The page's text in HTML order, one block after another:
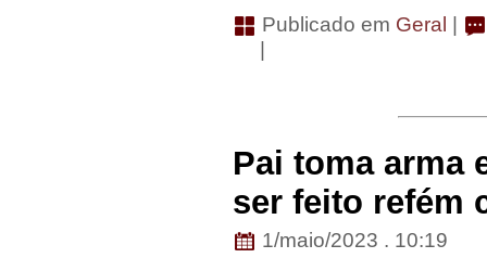
Publicado em Geral
Pai toma arma
ser feito refém
1/maio/2023 . 10:19